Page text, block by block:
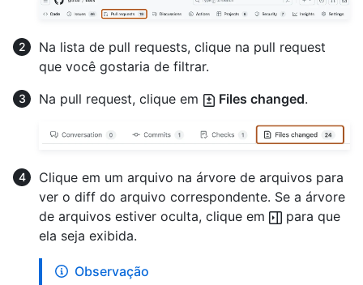
Na lista de pull requests, clique na pull request
que você gostaria de filtrar.
Na pull request, clique em
Files changed.
Clique em um arquivo na árvore de arquivos para
ver o diff do arquivo correspondente. Se a árvore
de arquivos estiver oculta, clique em
para que
ela seja exibida.
Observação